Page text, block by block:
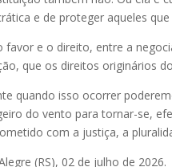
e de proteger aqueles
favor e o direito, entre a
que os direitos originários
quando isso ocorrer
do vento para tornar-se,
com a justiça, a
(RS), 02 de julho de 2026.